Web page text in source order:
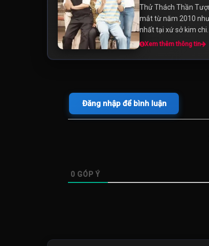
Tập 61 Tập 62
Tập 66 Tập 67
Tập 71 Tập 72
Thử Thách Thần
mắt từ năm 2010
nhất tại xứ sở kim chi.
Xem thêm thông tin
Đăng nhập để bình luận
0 GÓP Ý